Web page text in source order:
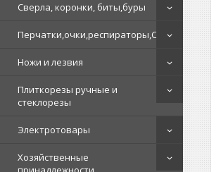
Сверла, коронки, биты,буры
Перчатки,очки,респираторы,СИЗ
Ножи и лезвия
Плиткорезы ручные и
стеклорезы
Электротовары
Хозяйственные